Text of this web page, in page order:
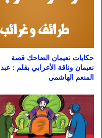
حكايات نعيمان الضاحك قصة
نعيمان وناقة الأعرابي بقلم : عبد
المنعم الهاشمي